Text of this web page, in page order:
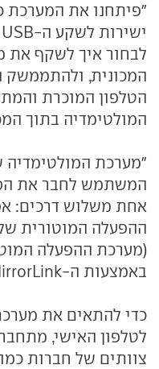
"פיתחנו את המערכת
לבחור איך לשקף את
המכונית, ולהתממשק
הטלפון המוכרת
המולטימדיה בתוך
"מערכת המולטימדיה
המשתמש לחבר את
אחת משלוש דרכים:
ההפעלה המוטורית
(מערכת ההפעלה
באמצעות ה-MirrorLink".
כדי להתאים את
לטלפון האישי,
צוותים של חברות